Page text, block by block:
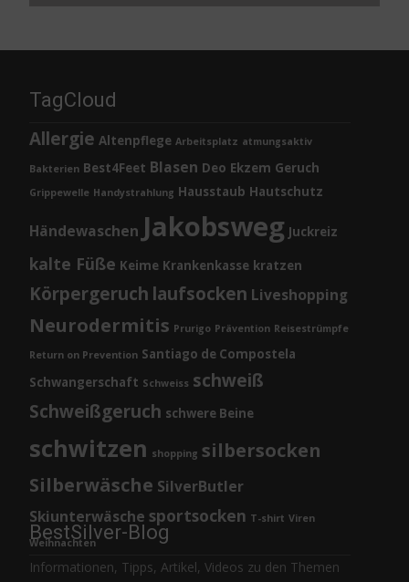
TagCloud
Allergie Altenpflege Arbeitsplatz atmungsaktiv
Bakterien Best4Feet Blasen Deo Ekzem Geruch
Grippewelle Handystrahlung Hausstaub Hautschutz
Händewaschen Jakobsweg Juckreiz
kalte Füße Keime Krankenkasse kratzen
Körpergeruch laufsocken Liveshopping
Neurodermitis Prurigo Prävention Reisestrümpfe
Return on Prevention Santiago de Compostela
Schwangerschaft Schweiss schweiß
Schweißgeruch schwere Beine
schwitzen shopping silbersocken
Silberwäsche SilverButler
Skiunterwäsche sportsocken T-shirt Viren
Weihnachten
BestSilver-Blog
Informationen, Tipps, Artikel, Videos zu den Themen